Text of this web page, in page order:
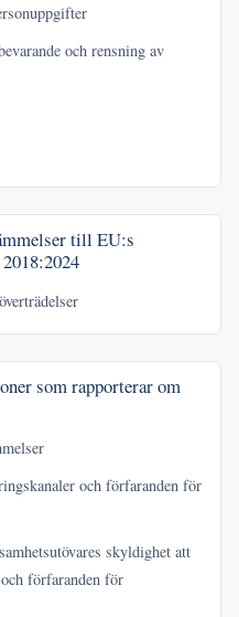
och rensning av
till EU:s
2018:2024
som rapporterar om
och förfaranden för
skyldighet att
förfaranden för